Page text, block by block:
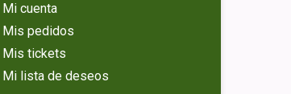
Mi cuenta
Mis pedidos
Mis tickets
Mi lista de deseos